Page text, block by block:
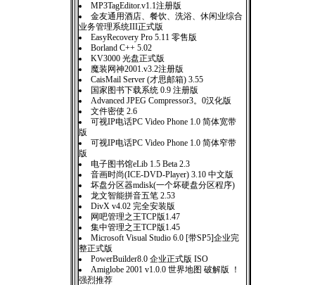
MP3TagEditor.v1.1注册版
金友通用酒店、餐饮、洗浴、休闲业综合
业务管理系统III正式版
EasyRecovery Pro 5.11 零售版
Borland C++ 5.02
KV3000 光盘正式版
魔装网神2001.v3.2注册版
CaisMail Server (才思邮箱) 3.55
国家图书下载系统 0.9 注册版
Advanced JPEG Compressor3。0汉化版
文件密使 2.6
可视IP电话PC Video Phone 1.0 简体宽带
版
可视IP电话PC Video Phone 1.0 简体窄带
版
电子图书馆eLib 1.5 Beta 2.3
音画时尚(ICE-DVD-Player) 3.10 中文版
坏盘分区器mdisk(一个坏硬盘分区程序)
龙文智能拼音五笔 2.53
DivX v4.02 完全安装版
网吧管理之王TCP版1.47
集中管理之王TCP版1.45
Microsoft Visual Studio 6.0 [带SP5]企业完
整正式版
PowerBuilder8.0 企业正式版 ISO
Amiglobe 2001 v1.0.0 世界地图 破解版 ！
强烈推荐